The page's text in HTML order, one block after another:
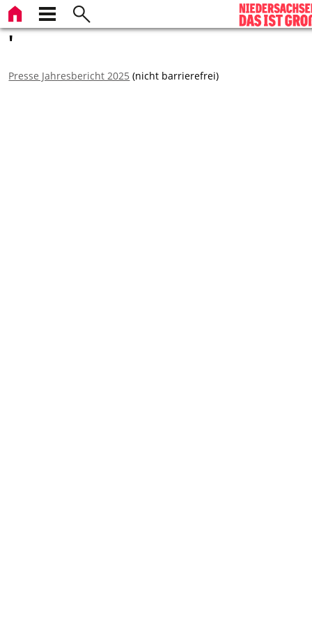
'
Presse Jahresbericht 2025 (nicht barrierefrei)